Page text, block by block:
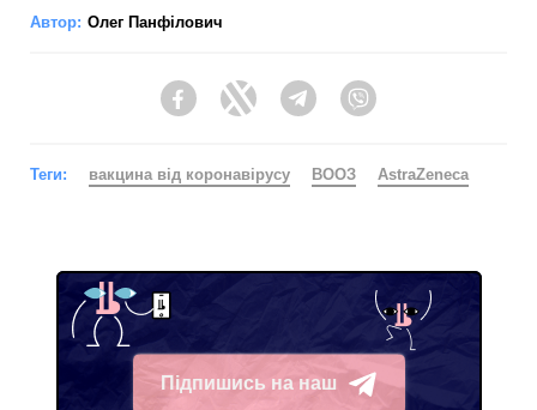
Автор: Олег Панфілович
FacebookTwitter Telegram
Теги: вакцина від коронавірусу ВООЗ AstraZeneca
Підпишись на наш
Telegram